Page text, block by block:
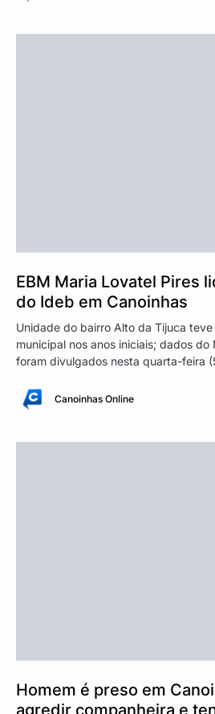
EBM Maria Lovatel Pires
do Ideb em Canoinhas
Unidade do bairro Alto da Tijuca
municipal nos anos iniciais; dados
foram divulgados nesta quarta-feira
Canoinhas Online
Homem é preso em
agredir companheira e